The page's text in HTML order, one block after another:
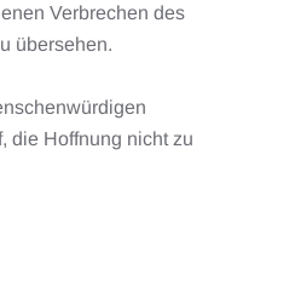
Verbrechen des
übersehen.
die Hoffnung nicht zu